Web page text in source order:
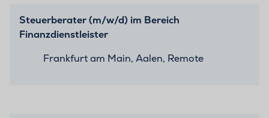
Steuerberater (m/w/d) im Bereich
Finanzdienstleister
Frankfurt am Main, Aalen, Remote